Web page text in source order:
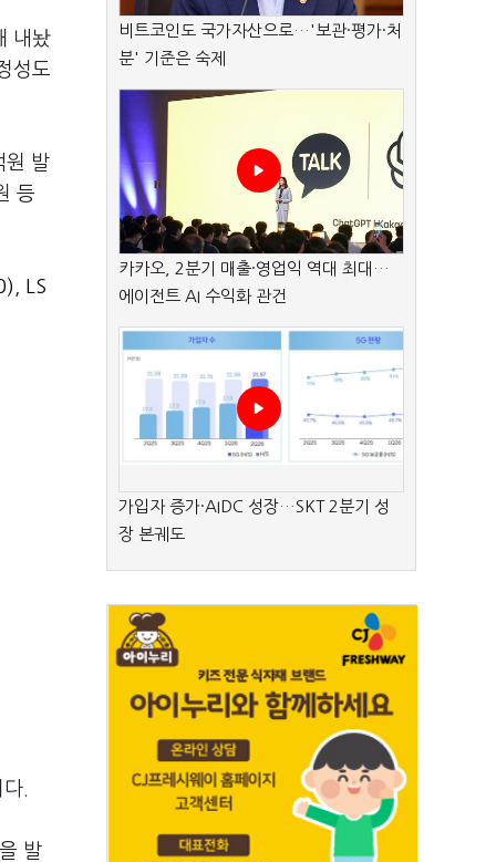
내놨
성도
원 발
등
LS
.
발
비트코인도 국가자산으로…'보관·평가·처
분' 기준은 숙제
카카오, 2분기 매출·영업익 역대 최대…
에이전트 AI 수익화 관건
가입자 증가·AIDC 성장…SKT 2분기 성
장 본궤도